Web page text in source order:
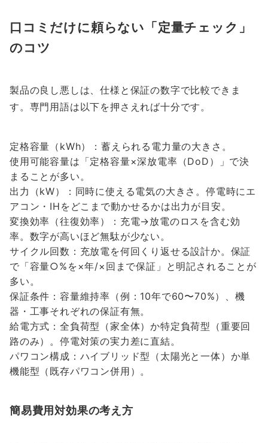
口コミだけに頼らない「定量チェック」
のコツ
製品の良し悪しは、仕様と保証の数字で比較できま
す。専門用語は以下を押さえれば十分です。
定格容量（kWh）：蓄えられる電力量の大きさ。
使用可能容量は「定格容量×深放電率（DoD）」で決
まることが多い。
出力（kW）：同時に使える電気の大きさ。停電時にエ
アコン・IHをどこまで動かせるかは出力が目安。
変換効率（往復効率）：充電→放電のロスを含む効
率。数字が高いほど無駄が少ない。
サイクル回数：充放電を何回くり返せる設計か。保証
で「容量○%を×年/×回まで保証」と明記されることが
多い。
保証条件：容量維持率（例：10年で60〜70%）、機
器・工事それぞれの保証有無。
給電方式：全負荷型（家全体）か特定負荷型（重要回
路のみ）。停電対策の実力差に直結。
パワコン構成：ハイブリッド型（太陽光と一体）か単
機能型（既存パワコン併用）。
簡易費用対効果の考え方